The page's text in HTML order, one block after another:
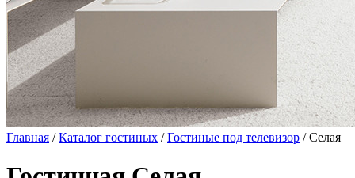
Главная /Каталог гостиных /Гостиные под телевизор / Селая